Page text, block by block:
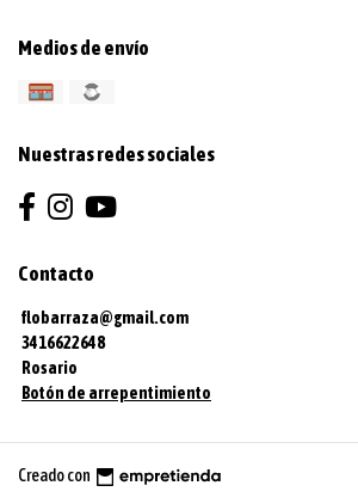
Medios de envío
Nuestras redes sociales
Contacto
flobarraza@gmail.com
3416622648
Rosario
Botón de arrepentimiento
Creado con